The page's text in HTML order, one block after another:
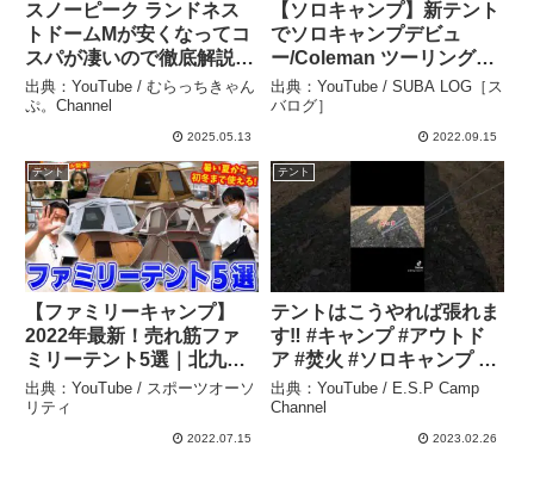
スノーピーク ランドネス
トドームMが安くなってコ
スパが凄いので徹底解説し
ます！ snowpeak ランド
ネスト ランドネストシェ
ルター キャンプ ファミリ
者 キャンプギア – むらっ
ちきゃんぷ。Channel
出典：YouTube / むらっちきゃん
ぷ。Channel
2025.05.13
【ソロキャンプ】新テント
でソロキャンプデビュ
ー/Coleman ツーリングド
ームst+/杜のテラス –
SUBA LOG［スバログ］
出典：YouTube / SUBA LOG［ス
バログ］
2022.09.15
テント
【ファミリーキャンプ】
2022年最新！売れ筋ファ
ミリーテント5選｜北九州
初上陸！アウトレットイベ
ントinアウトドアステージ
若松店【セール】 – スポー
出典：YouTube / スポーツオーソ
リティ
2022.07.15
テント
テントはこうやれば張れま
す‼️ #キャンプ #アウトド
ア #焚火 #ソロキャンプ #
ファミキャン #ふもとっぱ
ら #dod #カマボコテント#
出典：YouTube / E.S.P Camp
Channel
2023.02.26